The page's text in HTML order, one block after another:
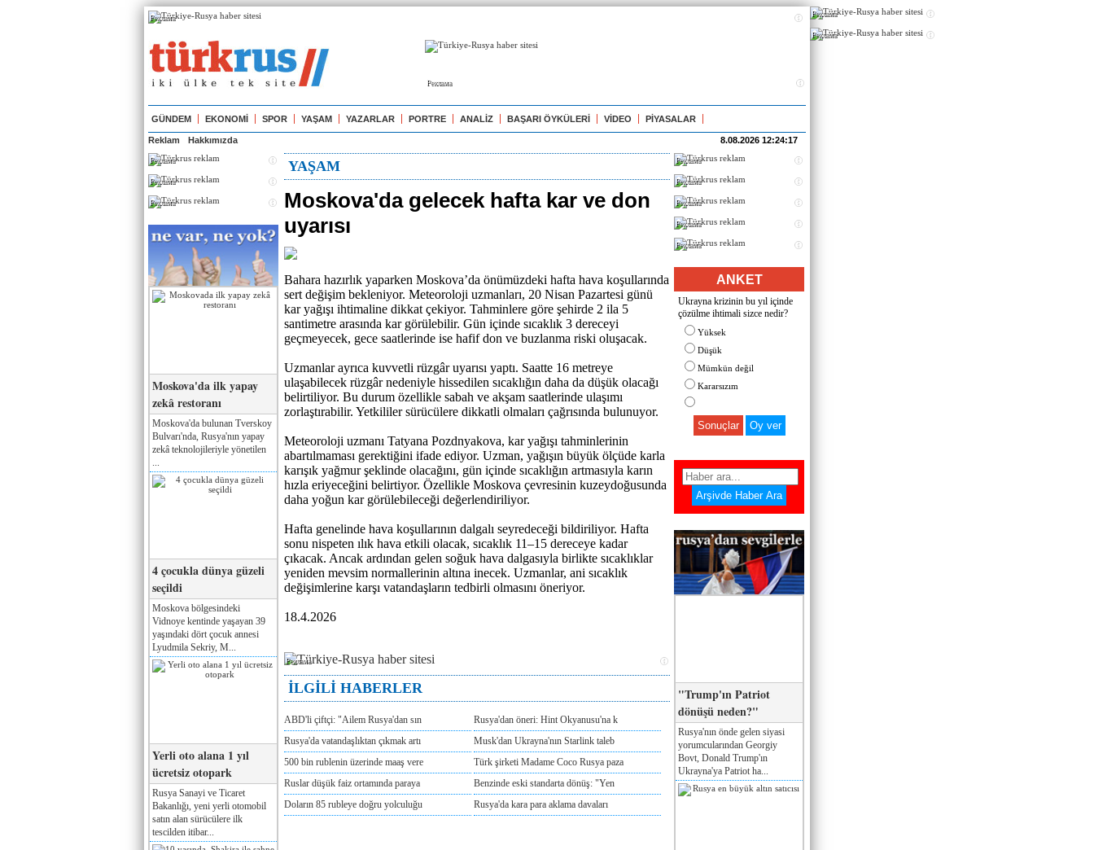
Реклама
Реклама
GÜNDEM EKONOMİ SPOR YAŞAM YAZARLAR PORTRE ANALİZ BAŞARI ÖYKÜLERİ VİDEO PİYASALAR
Reklam Hakkımızda 8.08.2026 12:24:17
Реклама
Реклама
Реклама
Moskova'da ilk yapay
zekâ restoranı
Moskova'da bulunan Tverskoy
Bulvarı'nda, Rusya'nın yapay
zekâ teknolojileriyle yönetilen
4 çocukla dünya güzeli
seçildi
Moskova bölgesindeki
Vidnoye kentinde yaşayan 39
yaşındaki dört çocuk annesi
Lyudmila Sekriy, M...
Yerli oto alana 1 yıl
ücretsiz otopark
Rusya Sanayi ve Ticaret
Bakanlığı, yeni yerli otomobil
satın alan sürücülere ilk
tescilden itibar...
YAŞAM
Moskova'da gelecek hafta kar ve don
uyarısı
Bahara hazırlık yaparken Moskova’da önümüzdeki hafta hava koşullarında
sert değişim bekleniyor. Meteoroloji uzmanları, 20 Nisan Pazartesi günü
kar yağışı ihtimaline dikkat çekiyor. Tahminlere göre şehirde 2 ila 5
santimetre arasında kar görülebilir. Gün içinde sıcaklık 3 dereceyi
geçmeyecek, gece saatlerinde ise hafif don ve buzlanma riski oluşacak.
Uzmanlar ayrıca kuvvetli rüzgâr uyarısı yaptı. Saatte 16 metreye
ulaşabilecek rüzgâr nedeniyle hissedilen sıcaklığın daha da düşük olacağı
belirtiliyor. Bu durum özellikle sabah ve akşam saatlerinde ulaşımı
zorlaştırabilir. Yetkililer sürücülere dikkatli olmaları çağrısında bulunuyor.
Meteoroloji uzmanı Tatyana Pozdnyakova, kar yağışı tahminlerinin
abartılmaması gerektiğini ifade ediyor. Uzman, yağışın büyük ölçüde karla
karışık yağmur şeklinde olacağını, gün içinde sıcaklığın artmasıyla karın
hızla eriyeceğini belirtiyor. Özellikle Moskova çevresinin kuzeydoğusunda
daha yoğun kar görülebileceği değerlendiriliyor.
Hafta genelinde hava koşullarının dalgalı seyredeceği bildiriliyor. Hafta
sonu nispeten ılık hava etkili olacak, sıcaklık 11–15 dereceye kadar
çıkacak. Ancak ardından gelen soğuk hava dalgasıyla birlikte sıcaklıklar
yeniden mevsim normallerinin altına inecek. Uzmanlar, ani sıcaklık
değişimlerine karşı vatandaşların tedbirli olmasını öneriyor.
18.4.2026
Реклама
İLGİLİ HABERLER
ABD'li çiftçi: "Ailem Rusya'dan sın
Rusya'dan öneri: Hint Okyanusu'na k
Rusya'da vatandaşlıktan çıkmak artı
Musk'dan Ukrayna'nın Starlink taleb
500 bin rublenin üzerinde maaş vere
Türk şirketi Madame Coco Rusya paza
Ruslar düşük faiz ortamında paraya
Benzinde eski standarta dönüş: "Yen
Doların 85 rubleye doğru yolculuğu
Rusya'da kara para aklama davaları
Реклама
Реклама
Реклама
Реклама
Реклама
ANKET
Ukrayna krizinin bu yıl içinde
çözülme ihtimali sizce nedir?
Yüksek
Düşük
Mümkün değil
Kararsızım
Sonuçlar
"Trump'ın Patriot
dönüşü neden?"
Rusya'nın önde gelen siyasi
yorumcularından Georgiy
Bovt, Donald Trump'ın
Ukrayna'ya Patriot ha...
Реклама
Реклама